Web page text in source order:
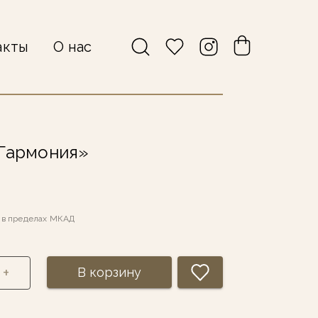
О нас
в пределах МКАД
+ В корзину